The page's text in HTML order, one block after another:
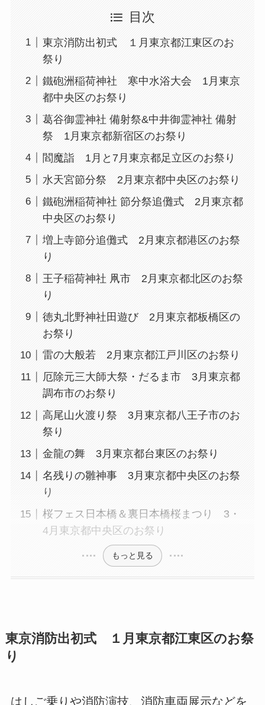
目次
東京消防出初式 １月東京都江東区のお
祭り
鐵砲洲稲荷神社 寒中水浴大会 1月東京
都中央区のお祭り
葛谷御霊神社 備射祭&中井御霊神社 備射
祭 1月東京都新宿区のお祭り
閻魔詣 1月と7月東京都足立区のお祭り
水天宮節分祭 2月東京都中央区のお祭り
鐵砲洲稲荷神社 節分祭追儺式 2月東京都
中央区のお祭り
増上寺節分追儺式 2月東京都港区のお祭
り
王子稲荷神社 凧市 2月東京都北区のお祭
り
徳丸北野神社田遊び 2月東京都板橋区の
お祭り
雷の大般若 2月東京都江戸川区のお祭り
厄除元三大師大祭・だるま市 3月東京都
調布市のお祭り
高尾山火渡り祭 3月東京都八王子市のお
祭り
金龍の舞 3月東京都台東区のお祭り
名残りの雛神事 3月東京都中央区のお祭
り
桜フェス日本橋＆裏日本橋桜まつり 3・
4月東京都中央区のお祭り
もっと見る
東京消防出初式 １月東京都江東区のお祭
り
はしご乗りや消防演技、消防車両展示などを